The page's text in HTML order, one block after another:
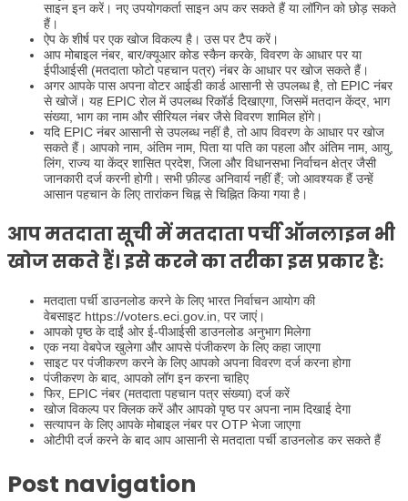
साइन इन करें। नए उपयोगकर्ता साइन अप कर सकते हैं या लॉगिन को छोड़ सकते
हैं।
ऐप के शीर्ष पर एक खोज विकल्प है। उस पर टैप करें।
आप मोबाइल नंबर, बार/क्यूआर कोड स्कैन करके, विवरण के आधार पर या
ईपीआईसी (मतदाता फोटो पहचान पत्र) नंबर के आधार पर खोज सकते हैं।
अगर आपके पास अपना वोटर आईडी कार्ड आसानी से उपलब्ध है, तो EPIC नंबर
से खोजें। यह EPIC रोल में उपलब्ध रिकॉर्ड दिखाएगा, जिसमें मतदान केंद्र, भाग
संख्या, भाग का नाम और सीरियल नंबर जैसे विवरण शामिल होंगे।
यदि EPIC नंबर आसानी से उपलब्ध नहीं है, तो आप विवरण के आधार पर खोज
सकते हैं। आपको नाम, अंतिम नाम, पिता या पति का पहला और अंतिम नाम, आयु,
लिंग, राज्य या केंद्र शासित प्रदेश, जिला और विधानसभा निर्वाचन क्षेत्र जैसी
जानकारी दर्ज करनी होगी। सभी फ़ील्ड अनिवार्य नहीं हैं; जो आवश्यक हैं उन्हें
आसान पहचान के लिए तारांकन चिह्न से चिह्नित किया गया है।
आप मतदाता सूची में मतदाता पर्ची ऑनलाइन भी
खोज सकते हैं। इसे करने का तरीका इस प्रकार है:
मतदाता पर्ची डाउनलोड करने के लिए भारत निर्वाचन आयोग की
वेबसाइट https://voters.eci.gov.in, पर जाएं।
आपको पृष्ठ के दाईं ओर ई-पीआईसी डाउनलोड अनुभाग मिलेगा
एक नया वेबपेज खुलेगा और आपसे पंजीकरण के लिए कहा जाएगा
साइट पर पंजीकरण करने के लिए आपको अपना विवरण दर्ज करना होगा
पंजीकरण के बाद, आपको लॉग इन करना चाहिए
फिर, EPIC नंबर (मतदाता पहचान पत्र संख्या) दर्ज करें
खोज विकल्प पर क्लिक करें और आपको पृष्ठ पर अपना नाम दिखाई देगा
सत्यापन के लिए आपके मोबाइल नंबर पर OTP भेजा जाएगा
ओटीपी दर्ज करने के बाद आप आसानी से मतदाता पर्ची डाउनलोड कर सकते हैं
Post navigation